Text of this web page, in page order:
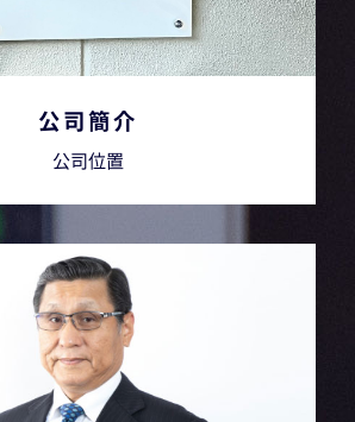
公司簡介
公司位置